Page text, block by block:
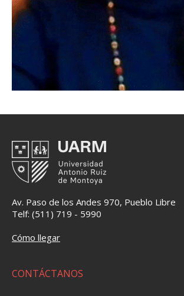
Av. Paso de los Andes 970, Pueblo Libre
Telf: (511) 719 - 5990
Cómo llegar
CONTÁCTANOS